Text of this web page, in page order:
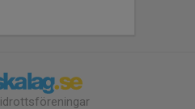
idrottsföreningar